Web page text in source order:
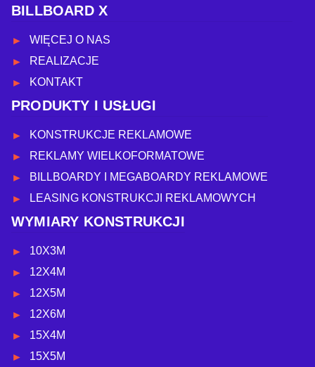
BILLBOARD X
WIĘCEJ O NAS
REALIZACJE
KONTAKT
PRODUKTY I USŁUGI
KONSTRUKCJE REKLAMOWE
REKLAMY WIELKOFORMATOWE
BILLBOARDY I MEGABOARDY REKLAMOWE
LEASING KONSTRUKCJI REKLAMOWYCH
WYMIARY KONSTRUKCJI
10X3M
12X4M
12X5M
12X6M
15X4M
15X5M